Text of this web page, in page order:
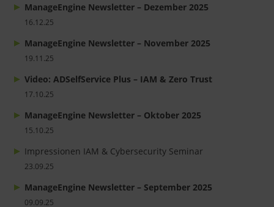
ManageEngine Newsletter – Dezember 2025
16.12.25
ManageEngine Newsletter – November 2025
19.11.25
Video: ADSelfService Plus – IAM & Zero Trust
17.10.25
ManageEngine Newsletter – Oktober 2025
15.10.25
Impressionen IAM & Cybersecurity Seminar
23.09.25
ManageEngine Newsletter – September 2025
09.09.25